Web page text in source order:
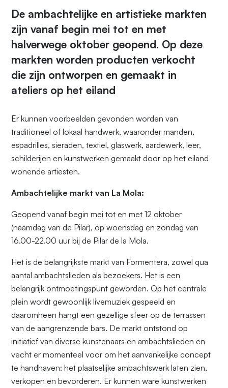
De ambachtelijke en artistieke markten
zijn vanaf begin mei tot en met
halverwege oktober geopend. Op deze
markten worden producten verkocht
die zijn ontworpen en gemaakt in
ateliers op het eiland
Er kunnen voorbeelden gevonden worden van
traditioneel of lokaal handwerk, waaronder manden,
espadrilles, sieraden, textiel, glaswerk, aardewerk, leer,
schilderijen en kunstwerken gemaakt door op het eiland
wonende artiesten.
Ambachtelijke markt van La Mola:
Geopend vanaf begin mei tot en met 12 oktober
(naamdag van de Pilar), op woensdag en zondag van
16.00-22.00 uur bij de Pilar de la Mola.
Het is de belangrijkste markt van Formentera, zowel qua
aantal ambachtslieden als bezoekers. Het is een
belangrijk ontmoetingspunt geworden. Op het centrale
plein wordt gewoonlijk livemuziek gespeeld en
daaromheen hangt een gezellige sfeer op de terrassen
van de aangrenzende bars. De markt ontstond op
initiatief van diverse kunstenaars en ambachtslieden en
vecht er momenteel voor om het aanvankelijke concept
te handhaven: het plaatselijke ambachtswerk laten zien,
verkopen en bevorderen. Er kunnen ware kunstwerken